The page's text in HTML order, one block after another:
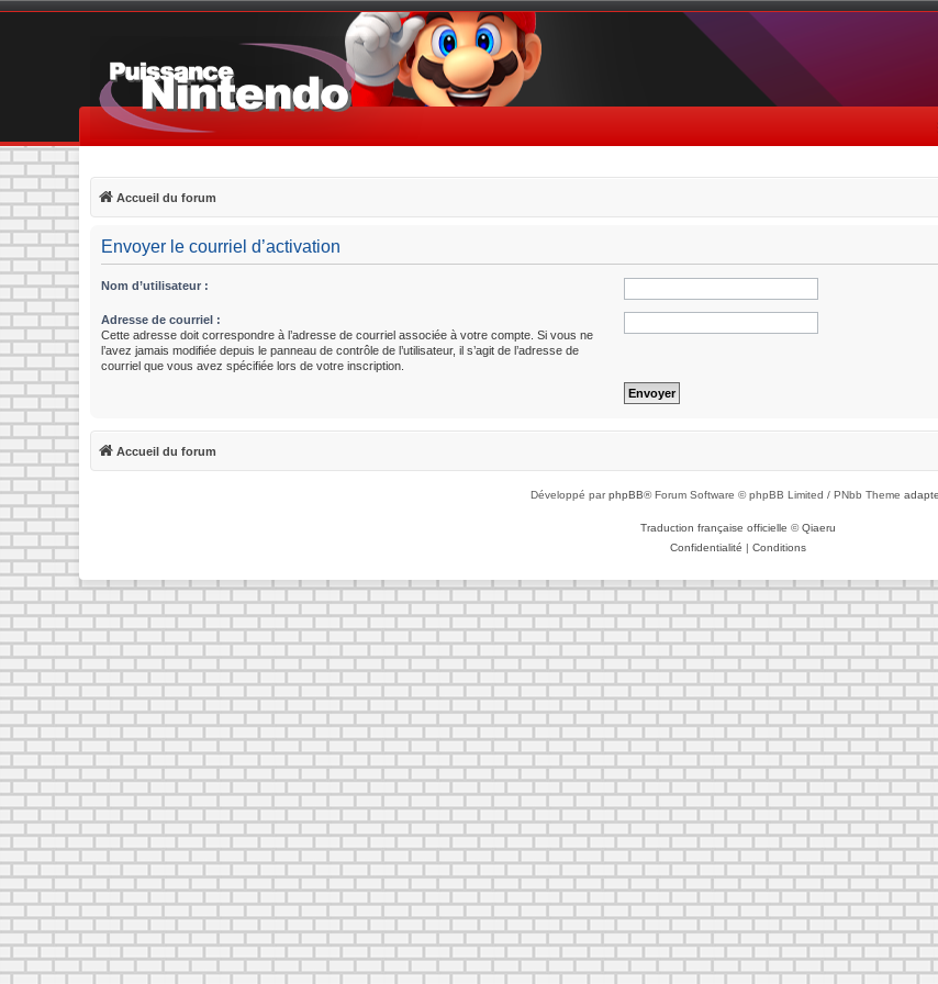
Accueil du forum
Envoyer le courriel d’activation
Nom d’utilisateur :
Adresse de courriel :
Cette adresse doit correspondre à l’adresse de courriel associée à votre compte. Si vous ne
l’avez jamais modifiée depuis le panneau de contrôle de l’utilisateur, il s’agit de l’adresse de
courriel que vous avez spécifiée lors de votre inscription.
Accueil du forum
Développé parphpBB® Forum Software © phpBB Limited / PNbb Theme
Traduction française officielle ©Qiaeru
Confidentialité | Conditions